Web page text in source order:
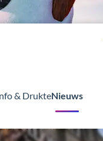
& DrukteNieuws